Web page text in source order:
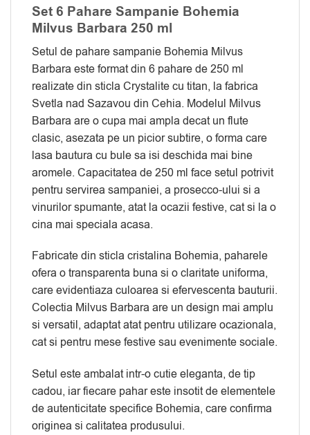
Set 6 Pahare Sampanie Bohemia
Milvus Barbara 250 ml
Setul de pahare sampanie Bohemia Milvus
Barbara este format din 6 pahare de 250 ml
realizate din sticla Crystalite cu titan, la fabrica
Svetla nad Sazavou din Cehia. Modelul Milvus
Barbara are o cupa mai ampla decat un flute
clasic, asezata pe un picior subtire, o forma care
lasa bautura cu bule sa isi deschida mai bine
aromele. Capacitatea de 250 ml face setul potrivit
pentru servirea sampaniei, a prosecco-ului si a
vinurilor spumante, atat la ocazii festive, cat si la o
cina mai speciala acasa.
Fabricate din sticla cristalina Bohemia, paharele
ofera o transparenta buna si o claritate uniforma,
care evidentiaza culoarea si efervescenta bauturii.
Colectia Milvus Barbara are un design mai amplu
si versatil, adaptat atat pentru utilizare ocazionala,
cat si pentru mese festive sau evenimente sociale.
Setul este ambalat intr-o cutie eleganta, de tip
cadou, iar fiecare pahar este insotit de elementele
de autenticitate specifice Bohemia, care confirma
originea si calitatea produsului.